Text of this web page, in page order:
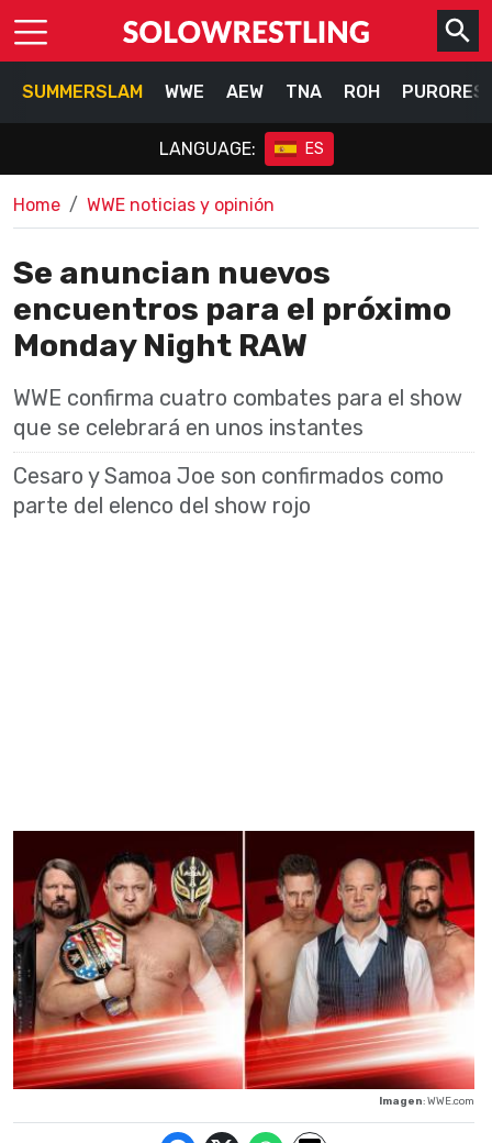
SUMMERSLAM WWE AEW TNA ROH
LANGUAGE: ES
Home WWE noticias y opinión
Se anuncian nuevos
encuentros para el próximo
Monday Night RAW
WWE confirma cuatro combates para el show
que se celebrará en unos instantes
Cesaro y Samoa Joe son confirmados como
parte del elenco del show rojo
Imagen: WWE.com